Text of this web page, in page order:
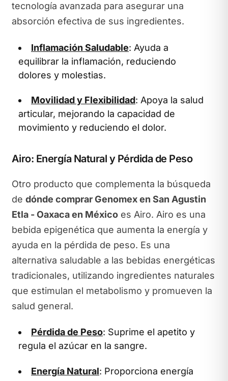
tecnología avanzada para asegurar una
absorción efectiva de sus ingredientes.
Inflamación Saludable: Ayuda a
equilibrar la inflamación, reduciendo
dolores y molestias.
Movilidad y Flexibilidad: Apoya la salud
articular, mejorando la capacidad de
movimiento y reduciendo el dolor.
Airo: Energía Natural y Pérdida de Peso
Otro producto que complementa la búsqueda
de dónde comprar Genomex en San Agustin
Etla - Oaxaca en Méxicoes Airo. Airo es una
bebida epigenética que aumenta la energía y
ayuda en la pérdida de peso. Es una
alternativa saludable a las bebidas energéticas
tradicionales, utilizando ingredientes naturales
que estimulan el metabolismo y promueven la
salud general.
Pérdida de Peso: Suprime el apetito y
regula el azúcar en la sangre.
Energía Natural: Proporciona energía